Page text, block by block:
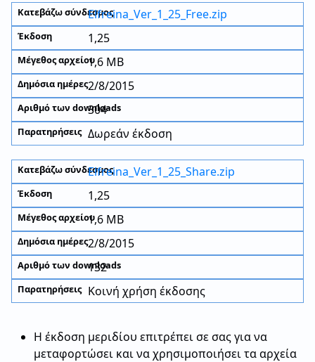
Elfreina_Ver_1_25_Free.zip
1,25
1,6 MB
2/8/2015
304
Δωρεάν έκδοση
Elfreina_Ver_1_25_Share.zip
1,25
1,6 MB
2/8/2015
132
Κοινή χρήση έκδοσης
Η έκδοση μεριδίου επιτρέπει σε σας για να
μεταφορτώσει και να χρησιμοποιήσει τα αρχεία